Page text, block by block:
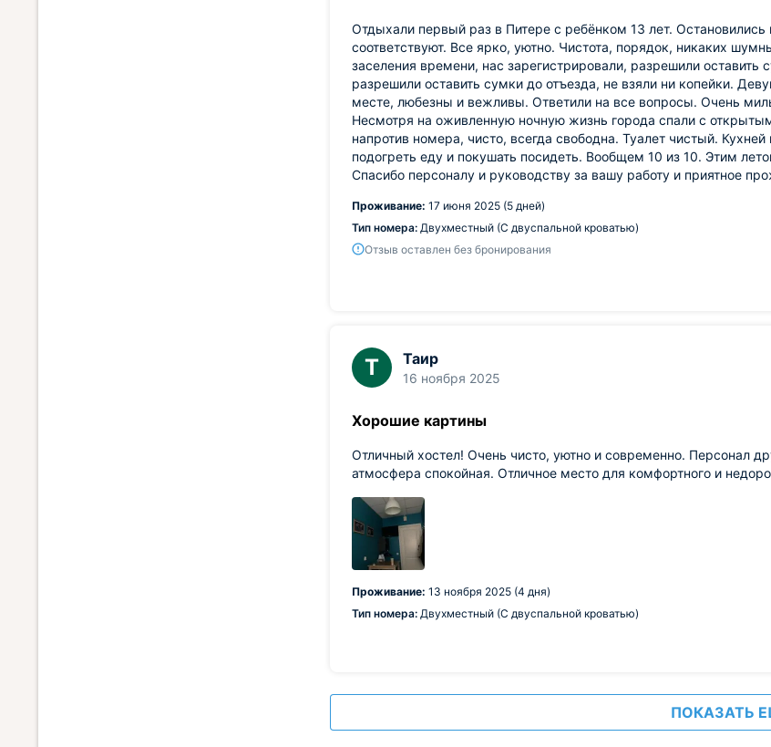
Отдыхали первый раз в Питере с ребёнком 13 лет. Остановились
соответствуют. Все ярко, уютно. Чистота, порядок, никаких
заселения времени, нас зарегистрировали, разрешили
разрешили оставить сумки до отъезда, не взяли ни копейки.
месте, любезны и вежливы. Ответили на все вопросы. Очень
Несмотря на оживленную ночную жизнь города спали с
напротив номера, чисто, всегда свободна. Туалет чистый.
подогреть еду и покушать посидеть. Вообщем 10 из 10. Этим
Спасибо персоналу и руководству за вашу работу и приятное
Проживание: 17 июня 2025 (5 дней)
Тип номера: Двухместный (С двуспальной кроватью)
Отзыв оставлен без бронирования
Т Таир
16 ноября 2025
Хорошие картины
Отличный хостел! Очень чисто, уютно и современно. Персонал
атмосферa спокойная. Отличное место для комфортного и
Проживание: 13 ноября 2025 (4 дня)
Тип номера: Двухместный (С двуспальной кроватью)
ПОКАЗАТЬ